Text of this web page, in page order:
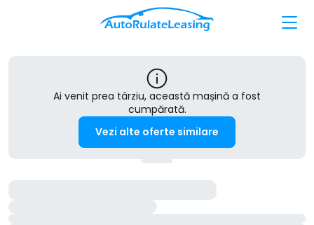
Ai venit prea târziu, această mașină a fost
cumpărată.
Vezi alte oferte similare